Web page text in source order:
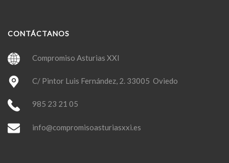
CONTÁCTANOS
Compromiso Asturias XXI
C/ Pintor Luis Fernández, 2. 33005 Oviedo
985 23 21 05
info@compromisoasturiasxxi.es